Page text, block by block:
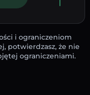
i ograniczeniom
potwierdzasz, że nie
ograniczeniami.